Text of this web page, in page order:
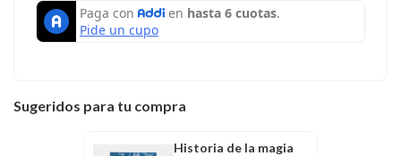
Sugeridos para tu compra
Historia de la magia